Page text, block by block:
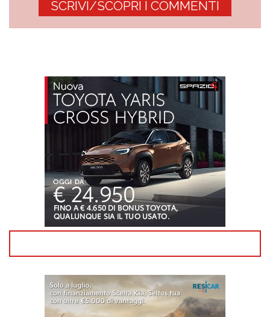
SCRIVI/SCOPRI I COMMENTI